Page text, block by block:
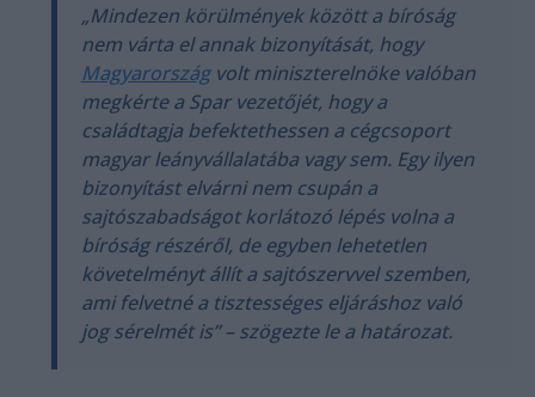
„Mindezen körülmények között a bíróság
nem várta el annak bizonyítását, hogy
Magyarországvolt miniszterelnöke valóban
megkérte a Spar vezetőjét, hogy a
családtagja befektethessen a cégcsoport
magyar leányvállalatába vagy sem. Egy ilyen
bizonyítást elvárni nem csupán a
sajtószabadságot korlátozó lépés volna a
bíróság részéről, de egyben lehetetlen
követelményt állít a sajtószervvel szemben,
ami felvetné a tisztességes eljáráshoz való
jog sérelmét is” – szögezte le a határozat.